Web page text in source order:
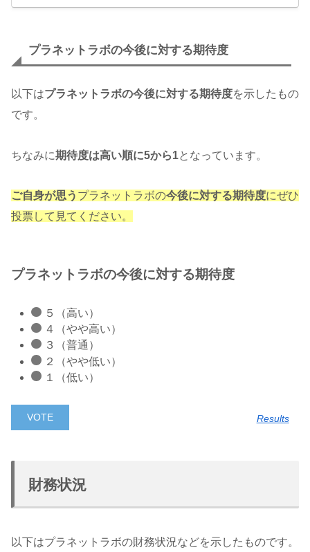
プラネットラボの今後に対する期待度
以下はプラネットラボの今後に対する期待度を示したもの
です。
ちなみに期待度は高い順に5から1となっています。
ご自身が思う プラネットラボの今後に対する期待度にぜひ
投票して見てください。
プラネットラボの今後に対する期待度
５（高い）
４（やや高い）
３（普通）
２（やや低い）
１（低い）
Results
財務状況
以下はプラネットラボの財務状況などを示したものです。